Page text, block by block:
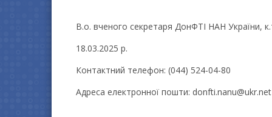
В.о. вченого секретаря ДонФТІ НАН
18.03.2025 р.
Контактний телефон: (044) 524-04-80
Адреса електронної пошти: donfti.nanu@ukr.net